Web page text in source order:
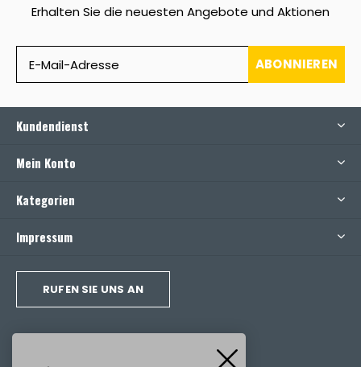
Erhalten Sie die neuesten Angebote und Aktionen
ABONNIEREN
Kundendienst
Mein Konto
Kategorien
Impressum
RUFEN SIE UNS AN